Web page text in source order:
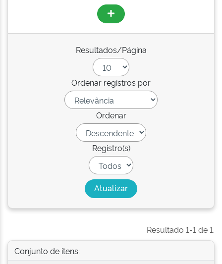
Resultados/Página
Ordenar registros por
Ordenar
Registro(s)
Resultado 1-1 de 1.
Conjunto de itens: